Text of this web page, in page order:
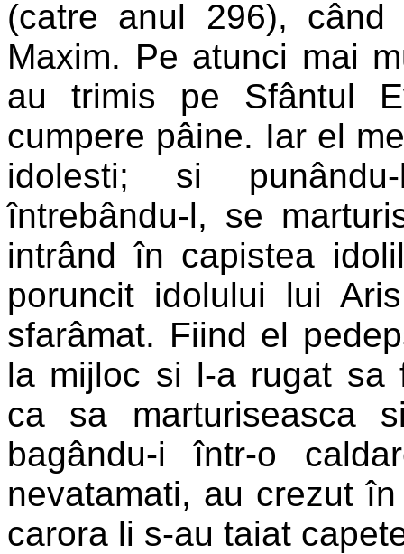
(catre anul 296), când
Maxim. Pe atunci mai
au trimis pe Sfântul
cumpere pâine. Iar el
idolesti; si
întrebându-l, se
intrând în capistea
poruncit idolului lui
sfarâmat. Fiind el
la mijloc si l-a rugat sa
ca sa marturiseasca
bagându-i într-o
nevatamati, au crezut
carora li s-au taiat